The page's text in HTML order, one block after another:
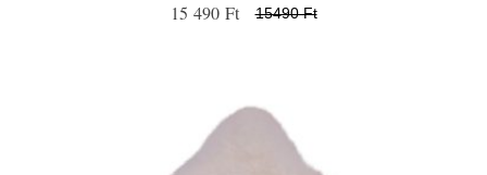
15 490 Ft 15490 Ft